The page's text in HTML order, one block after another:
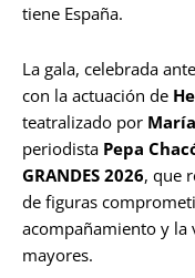
tiene España.
La gala, celebrada
con la actuación de
teatralizado por
periodista Pepa
GRANDES 2026, que
de figuras
acompañamiento y la
mayores.